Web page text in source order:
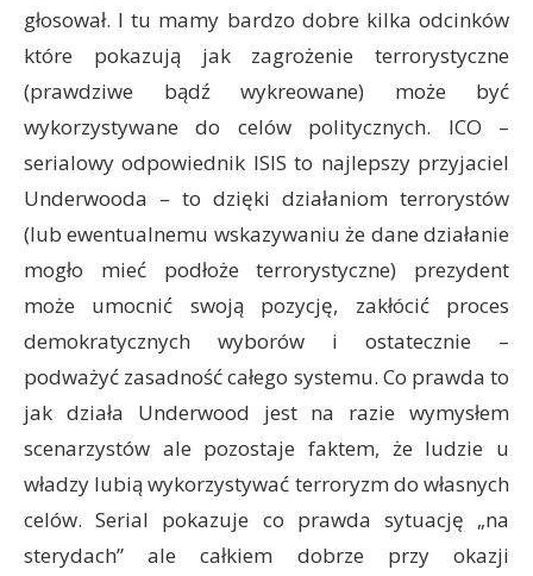
głosował. I tu mamy bardzo dobre kilka odcinków
które pokazują jak zagrożenie terrorystyczne
(prawdziwe bądź wykreowane) może być
wykorzystywane do celów politycznych. ICO –
serialowy odpowiednik ISIS to najlepszy przyjaciel
Underwooda – to dzięki działaniom terrorystów
(lub ewentualnemu wskazywaniu że dane działanie
mogło mieć podłoże terrorystyczne) prezydent
może umocnić swoją pozycję, zakłócić proces
demokratycznych wyborów i ostatecznie –
podważyć zasadność całego systemu. Co prawda to
jak działa Underwood jest na razie wymysłem
scenarzystów ale pozostaje faktem, że ludzie u
władzy lubią wykorzystywać terroryzm do własnych
celów. Serial pokazuje co prawda sytuację „na
sterydach” ale całkiem dobrze przy okazji